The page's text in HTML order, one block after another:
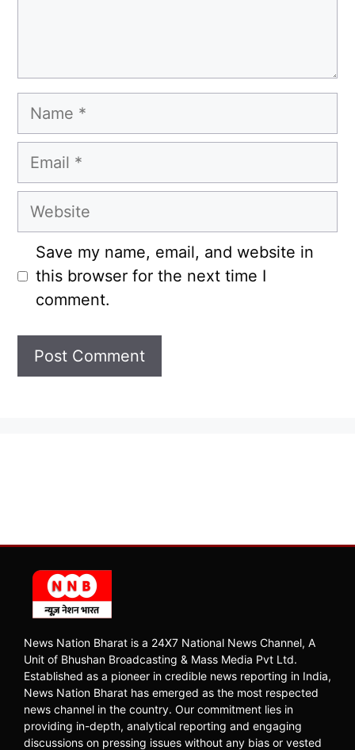
Name
Email
Website
Save my name, email, and website in
this browser for the next time I
comment.
News Nation Bharat is a 24X7 National News Channel, A
Unit of Bhushan Broadcasting & Mass Media Pvt Ltd.
Established as a pioneer in credible news reporting in India,
News Nation Bharat has emerged as the most respected
news channel in the country. Our commitment lies in
providing in-depth, analytical reporting and engaging
discussions on pressing issues without any bias or vested